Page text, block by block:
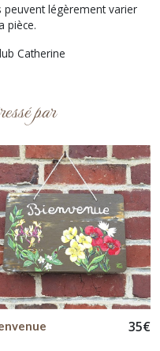
légèrement varier
pièce.
Catherine
par
35€